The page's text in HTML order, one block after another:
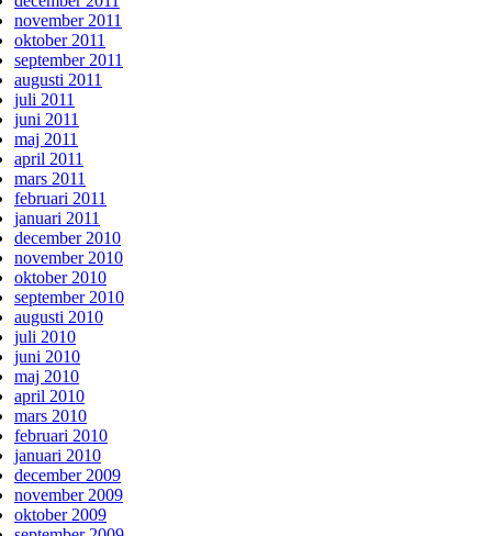
november 2011
oktober 2011
september 2011
augusti 2011
juli 2011
juni 2011
maj 2011
april 2011
mars 2011
februari 2011
januari 2011
december 2010
november 2010
oktober 2010
september 2010
augusti 2010
juli 2010
juni 2010
maj 2010
april 2010
mars 2010
februari 2010
januari 2010
december 2009
november 2009
oktober 2009